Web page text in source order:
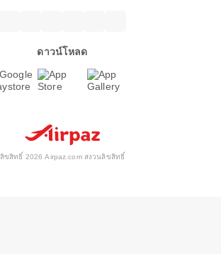
ดาวน์โหลด
ลิขสิทธิ์ 2026 Airpaz.com สงวนลิขสิทธิ์